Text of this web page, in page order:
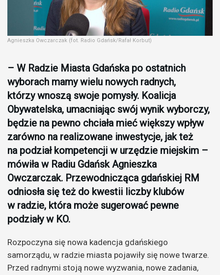
Agnieszka Owczarczak (fot. Radio Gdańsk/Rafał Korbut)
– W Radzie Miasta Gdańska po ostatnich
wyborach mamy wielu nowych radnych,
którzy wnoszą swoje pomysły. Koalicja
Obywatelska, umacniając swój wynik wyborczy,
będzie na pewno chciała mieć większy wpływ
zarówno na realizowane inwestycje, jak też
na podział kompetencji w urzędzie miejskim –
mówiła w Radiu Gdańsk Agnieszka
Owczarczak. Przewodnicząca gdańskiej RM
odniosła się też do kwestii liczby klubów
w radzie, która może sugerować pewne
podziały w KO.
Rozpoczyna się nowa kadencja gdańskiego
samorządu, w radzie miasta pojawiły się nowe twarze.
Przed radnymi stoją nowe wyzwania, nowe zadania,